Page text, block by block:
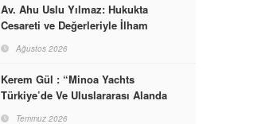
Av. Ahu Uslu Yılmaz: Hukukta
Cesareti ve Değerleriyle İlham
Ağustos 2026
Kerem Gül : “Minoa Yachts
Türkiye’de Ve Uluslararası Alanda
Temmuz 2026